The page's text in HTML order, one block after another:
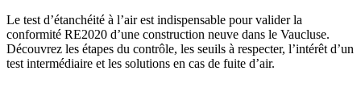
Le test d’étanchéité à l’air est indispensable pour valider la
conformité RE2020 d’une construction neuve dans le Vaucluse.
Découvrez les étapes du contrôle, les seuils à respecter, l’intérêt d’un
test intermédiaire et les solutions en cas de fuite d’air.